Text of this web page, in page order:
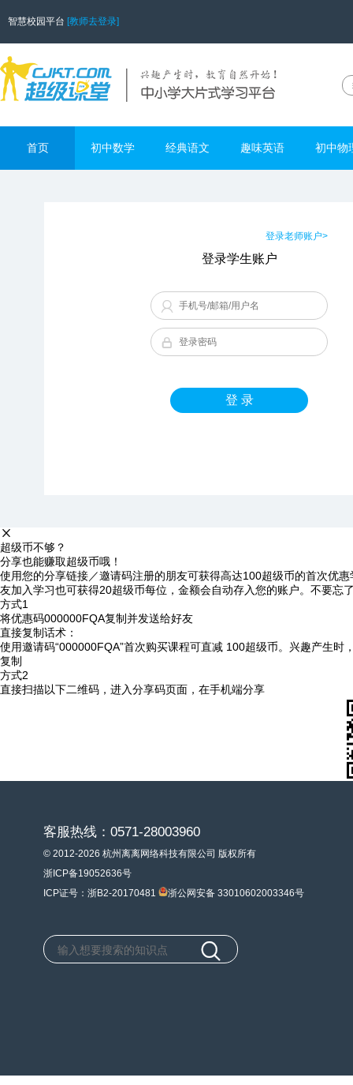
智慧校园平台 [教师去登录]
首页 初中数学 经典语文 趣味英语 初中物
登录老师账户>
登录学生账户
登 录
超级币不够？
分享也能赚取超级币哦！
使用您的分享链接／邀请码注册的朋友可获得高达100超级币的首次优
友加入学习也可获得20超级币每位，金额会自动存入您的账户。不要忘
方式1
将优惠码000000FQA复制并发送给好友
直接复制话术：
使用邀请码“000000FQA”首次购买课程可直减 100超级币。兴趣产生时
复制
方式2
直接扫描以下二维码，进入分享码页面，在手机端分享
客服热线：0571-28003960
© 2012-2026 杭州离离网络科技有限公司 版权所有
浙ICP备19052636号
ICP证号：浙B2-20170481
浙公网安备 33010602003346号